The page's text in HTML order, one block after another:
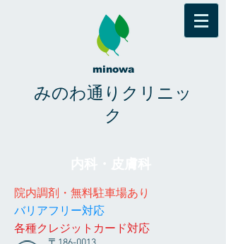
minowa
みのわ通りクリニッ
ク
院内調剤・無料駐車場あり
​​バリアフリー対応
​各種クレジットカード対応